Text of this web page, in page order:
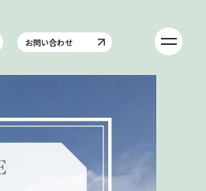
お問い合わせ